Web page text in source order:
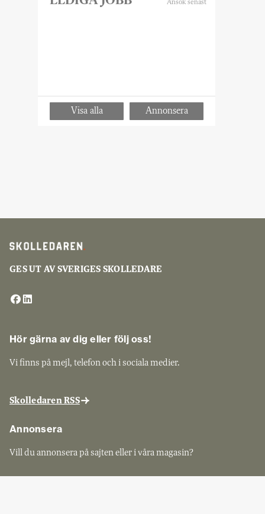
GES UT AV SVERIGES SKOLLEDARE
Hör gärna av dig eller följ oss!
Vi finns på mejl, telefon och i sociala medier.
Skolledaren RSS
Annonsera
Vill du annonsera på sajten eller i våra magasin?